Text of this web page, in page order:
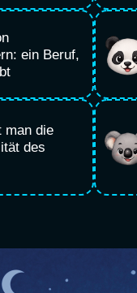
ein Beruf,
man die
des